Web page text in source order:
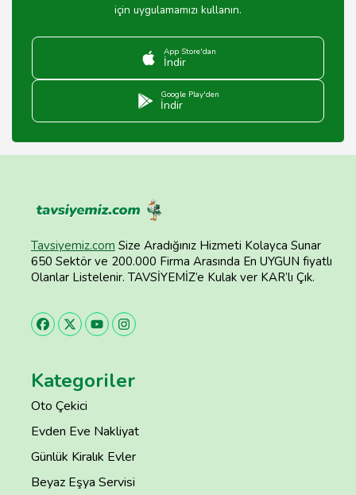
için uygulamamızı kullanın.
App Store'dan
İndir
Google Play'den
İndir
Tavsiyemiz.com Size Aradığınız Hizmeti Kolayca Sunar
650 Sektör ve 200.000 Firma Arasında En UYGUN fiyatlı
Olanlar Listelenir. TAVSİYEMİZ’e Kulak ver KAR’lı Çık.
Kategoriler
Oto Çekici
Evden Eve Nakliyat
Günlük Kiralık Evler
Beyaz Eşya Servisi